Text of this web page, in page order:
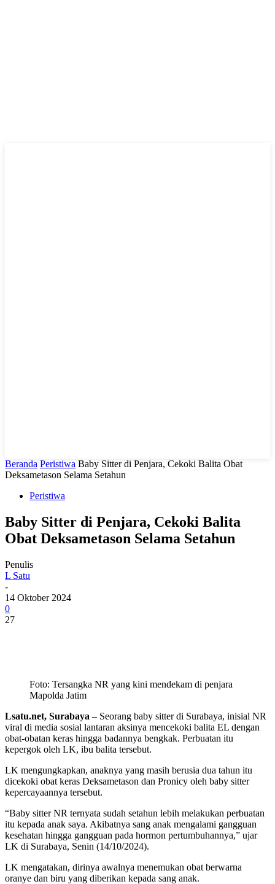
Beranda Peristiwa Baby Sitter di Penjara, Cekoki Balita Obat
Deksametason Selama Setahun
Peristiwa
Baby Sitter di Penjara, Cekoki Balita
Obat Deksametason Selama Setahun
Penulis
L Satu
-
14 Oktober 2024
0
27
Foto: Tersangka NR yang kini mendekam di penjara
Mapolda Jatim
Lsatu.net, Surabaya – Seorang baby sitter di Surabaya, inisial NR
viral di media sosial lantaran aksinya mencekoki balita EL dengan
obat-obatan keras hingga badannya bengkak. Perbuatan itu
kepergok oleh LK, ibu balita tersebut.
LK mengungkapkan, anaknya yang masih berusia dua tahun itu
dicekoki obat keras Deksametason dan Pronicy oleh baby sitter
kepercayaannya tersebut.
“Baby sitter NR ternyata sudah setahun lebih melakukan perbuatan
itu kepada anak saya. Akibatnya sang anak mengalami gangguan
kesehatan hingga gangguan pada hormon pertumbuhannya,” ujar
LK di Surabaya, Senin (14/10/2024).
LK mengatakan, dirinya awalnya menemukan obat berwarna
oranye dan biru yang diberikan kepada sang anak.